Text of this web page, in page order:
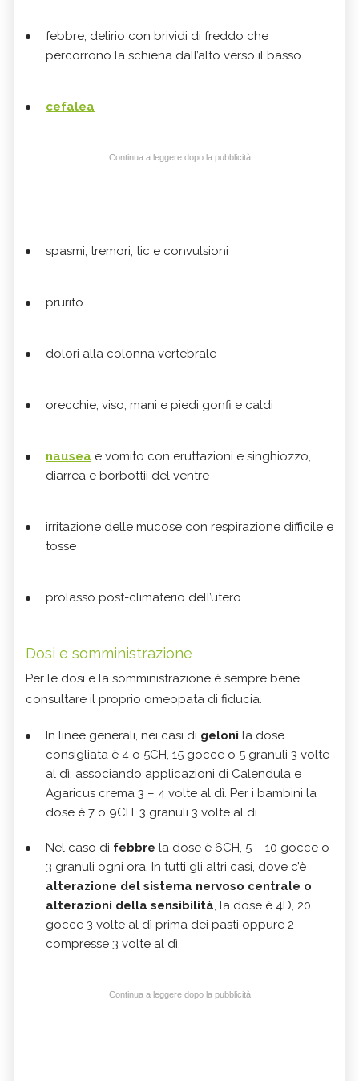
febbre, delirio con brividi di freddo che
percorrono la schiena dall’alto verso il basso
cefalea
Continua a leggere dopo la pubblicità
spasmi, tremori, tic e convulsioni
prurito
dolori alla colonna vertebrale
orecchie, viso, mani e piedi gonfi e caldi
nausea e vomito con eruttazioni e singhiozzo,
diarrea e borbottii del ventre
irritazione delle mucose con respirazione difficile e
tosse
prolasso post-climaterio dell’utero
Dosi e somministrazione
Per le dosi e la somministrazione è sempre bene
consultare il proprio omeopata di fiducia.
In linee generali, nei casi di geloni la dose
consigliata è 4 o 5CH, 15 gocce o 5 granuli 3 volte
al dì, associando applicazioni di Calendula e
Agaricus crema 3 – 4 volte al dì. Per i bambini la
dose è 7 o 9CH, 3 granuli 3 volte al dì.
Nel caso di febbre la dose è 6CH, 5 – 10 gocce o
3 granuli ogni ora. In tutti gli altri casi, dove c’è
alterazione del sistema nervoso centrale o
alterazioni della sensibilità , la dose è 4D, 20
gocce 3 volte al dì prima dei pasti oppure 2
compresse 3 volte al dì.
Continua a leggere dopo la pubblicità